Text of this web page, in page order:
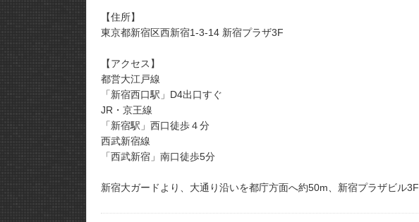
【住所】
東京都新宿区西新宿1-3-14 新宿プラザ3F
【アクセス】
都営大江戸線
「新宿西口駅」D4出口すぐ
JR・京王線
「新宿駅」西口徒歩４分
西武新宿線
「西武新宿」南口徒歩5分
新宿大ガードより、大通り沿いを都庁方面へ約50m、新宿プラザビル3F